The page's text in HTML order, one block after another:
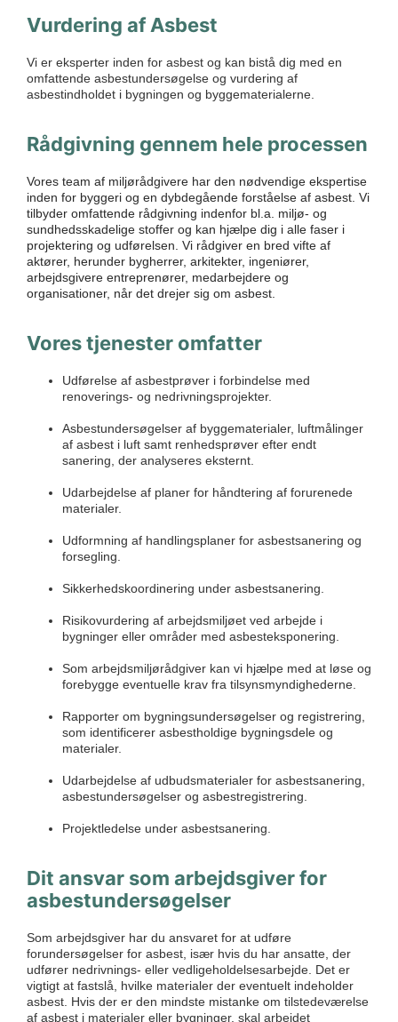
Vurdering af Asbest
Vi er eksperter inden for asbest og kan bistå dig med en
omfattende asbestundersøgelse og vurdering af
asbestindholdet i bygningen og byggematerialerne.
Rådgivning gennem hele processen
Vores team af miljørådgivere har den nødvendige ekspertise
inden for byggeri og en dybdegående forståelse af asbest. Vi
tilbyder omfattende rådgivning indenfor bl.a. miljø- og
sundhedsskadelige stoffer og kan hjælpe dig i alle faser i
projektering og udførelsen. Vi rådgiver en bred vifte af
aktører, herunder bygherrer, arkitekter, ingeniører,
arbejdsgivere entreprenører, medarbejdere og
organisationer, når det drejer sig om asbest.
Vores tjenester omfatter
Udførelse af asbestprøver i forbindelse med
renoverings- og nedrivningsprojekter.
Asbestundersøgelser af byggematerialer, luftmålinger
af asbest i luft samt renhedsprøver efter endt
sanering, der analyseres eksternt.
Udarbejdelse af planer for håndtering af forurenede
materialer.
Udformning af handlingsplaner for asbestsanering og
forsegling.
Sikkerhedskoordinering under asbestsanering.
Risikovurdering af arbejdsmiljøet ved arbejde i
bygninger eller områder med asbesteksponering.
Som arbejdsmiljørådgiver kan vi hjælpe med at løse og
forebygge eventuelle krav fra tilsynsmyndighederne.
Rapporter om bygningsundersøgelser og registrering,
som identificerer asbestholdige bygningsdele og
materialer.
Udarbejdelse af udbudsmaterialer for asbestsanering,
asbestundersøgelser og asbestregistrering.
Projektledelse under asbestsanering.
Dit ansvar som arbejdsgiver for
asbestundersøgelser
Som arbejdsgiver har du ansvaret for at udføre
forundersøgelser for asbest, især hvis du har ansatte, der
udfører nedrivnings- eller vedligeholdelsesarbejde. Det er
vigtigt at fastslå, hvilke materialer der eventuelt indeholder
asbest. Hvis der er den mindste mistanke om tilstedeværelse
af asbest i materialer eller bygninger, skal arbejdet